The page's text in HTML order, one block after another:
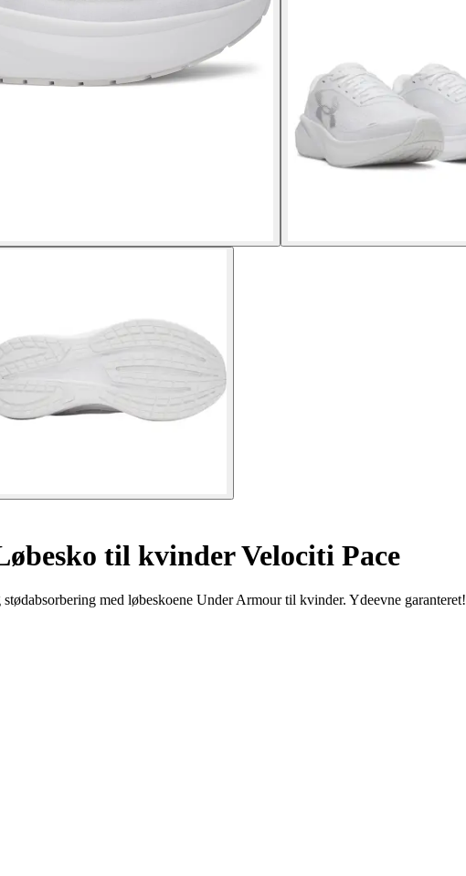
til kvinder Velociti Pace
med løbeskoene Under Armour til kvinder. Ydeevne garanteret!